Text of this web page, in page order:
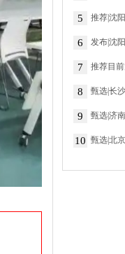
5 推荐|沈
6 发布|沈
7 推荐目前
8 甄选|长沙
9 甄选|济南
10 甄选|北